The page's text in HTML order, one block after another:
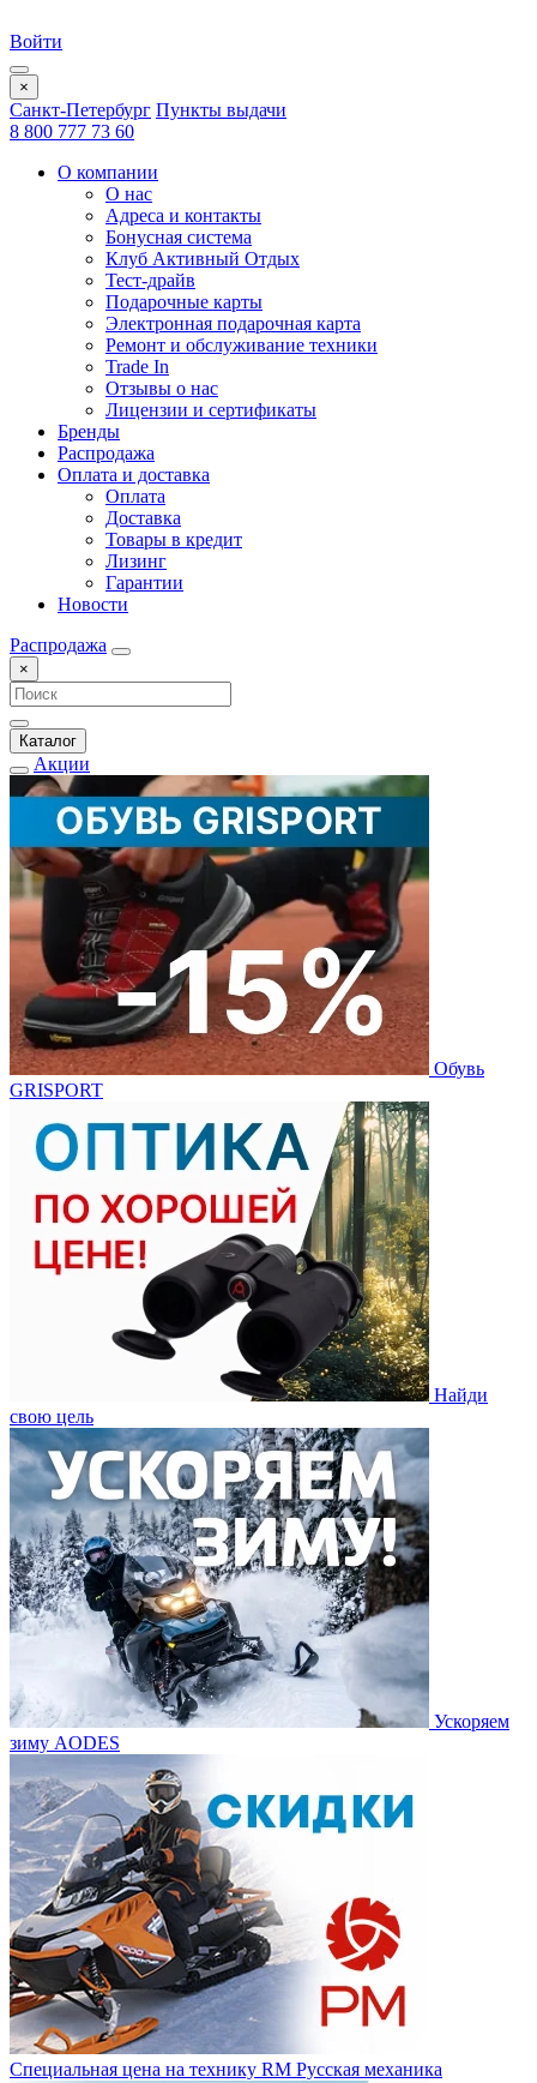
Войти
×
Санкт-Петербург Пункты выдачи
8 800 777 73 60
О компании
О нас
Адреса и контакты
Бонусная система
Клуб Активный Отдых
Тест-драйв
Подарочные карты
Электронная подарочная карта
Ремонт и обслуживание техники
Trade In
Отзывы о нас
Лицензии и сертификаты
Бренды
Распродажа
Оплата и доставка
Оплата
Доставка
Товары в кредит
Лизинг
Гарантии
Новости
Распродажа
×
Каталог
Акции
Обувь
GRISPORT
Найди
свою цель
Ускоряем
зиму AODES
Специальная цена на технику RM Русская механика